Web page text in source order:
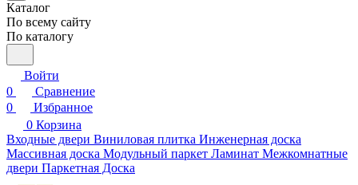
Каталог
По всему сайту
По каталогу
Войти
0
Сравнение
0
Избранное
0 Корзина
Входные двери Виниловая плитка Инженерная доска
Массивная доска Модульный паркет Ламинат Межкомнатные
двери Паркетная Доска